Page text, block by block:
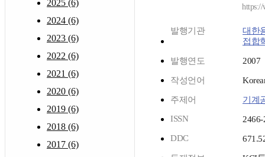
2025 (6)
2024 (6)
2023 (6)
2022 (6)
2021 (6)
2020 (6)
2019 (6)
2018 (6)
2017 (6)
발행기관
대한
접합
발행연도 2007
작성언어
주제어
기계
ISSN
2466-
DDC